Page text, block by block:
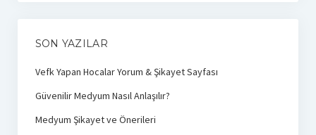
SON YAZILAR
Vefk Yapan Hocalar Yorum & Şikayet Sayfası
Güvenilir Medyum Nasıl Anlaşılır?
Medyum Şikayet ve Önerileri